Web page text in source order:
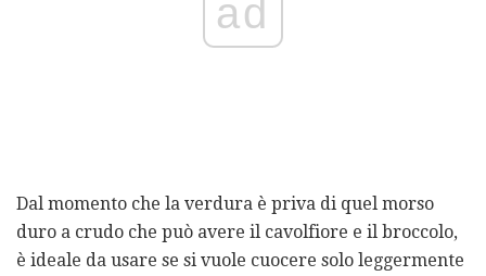
ad
Dal momento che la verdura è priva di quel morso
duro a crudo che può avere il cavolfiore e il broccolo,
è ideale da usare se si vuole cuocere solo leggermente